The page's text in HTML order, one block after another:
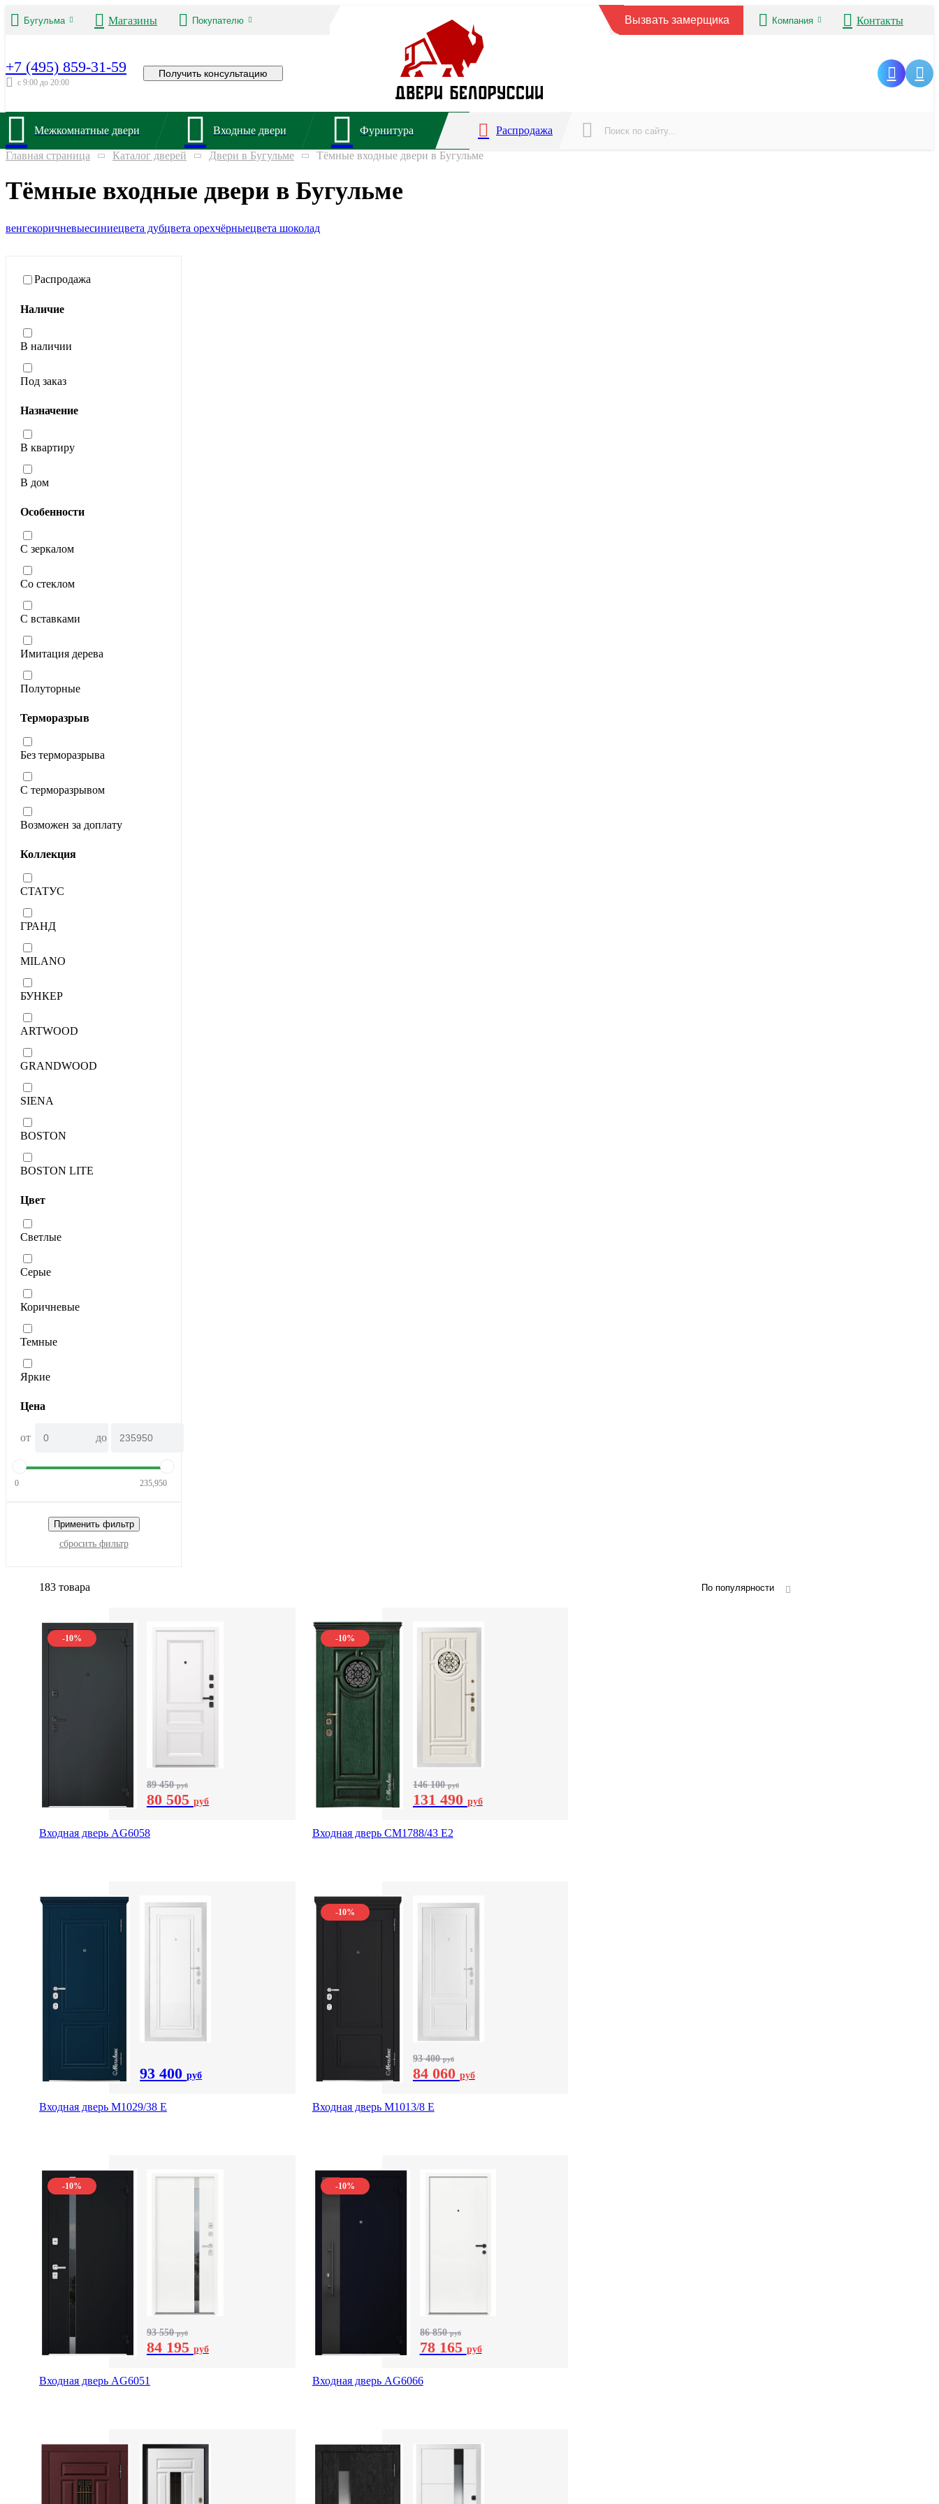
Бугульма Магазины Покупателю Вызвать замерщика Компания Контакты
+7 (495) 859-31-59
с 9:00 до 20:00
Получить консультацию
Межкомнатные двери Входные двери Фурнитура Распродажа
Главная страница Каталог дверей Двери в Бугульме Тёмные входные двери в Бугульме
Тёмные входные двери в Бугульме
венгекоричневыесиниецвета дубцвета орехчёрныецвета шоколад
Распродажа
Наличие
В наличии
Под заказ
Назначение
В квартиру
В дом
Особенности
С зеркалом
Со стеклом
С вставками
Имитация дерева
Полуторные
Терморазрыв
Без терморазрыва
С терморазрывом
Возможен за доплату
Коллекция
СТАТУС
ГРАНД
MILANO
БУНКЕР
ARTWOOD
GRANDWOOD
SIENA
BOSTON
BOSTON LITE
Цвет
Светлые
Серые
Коричневые
Темные
Яркие
Цена
от до
0 235,950
Применить фильтр
сбросить фильтр
183 товара По популярности
-10%
89 450руб
80 505 руб
Входная дверь AG6058
-10%
146 100руб
131 490 руб
Входная дверь СМ1788/43 E2
93 400руб
Входная дверь М1029/38 E
-10%
93 400руб
84 060 руб
Входная дверь М1013/8 E
-10%
93 550руб
84 195 руб
Входная дверь AG6051
-10%
86 850руб
78 165 руб
Входная дверь AG6066